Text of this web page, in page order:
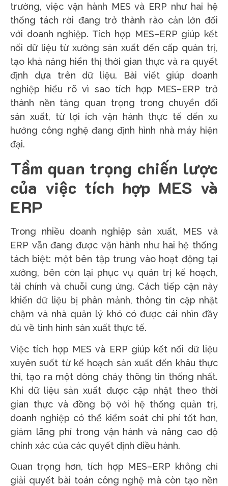
trường, việc vận hành MES và ERP như hai hệ
thống tách rời đang trở thành rào cản lớn đối
với doanh nghiệp. Tích hợp MES–ERP giúp kết
nối dữ liệu từ xưởng sản xuất đến cấp quản trị,
tạo khả năng hiển thị thời gian thực và ra quyết
định dựa trên dữ liệu. Bài viết giúp doanh
nghiệp hiểu rõ vì sao tích hợp MES–ERP trở
thành nền tảng quan trọng trong chuyển đổi
sản xuất, từ lợi ích vận hành thực tế đến xu
hướng công nghệ đang định hình nhà máy hiện
đại.
Tầm quan trọng chiến lược
của việc tích hợp MES và
ERP
Trong nhiều doanh nghiệp sản xuất, MES và
ERP vẫn đang được vận hành như hai hệ thống
tách biệt: một bên tập trung vào hoạt động tại
xưởng, bên còn lại phục vụ quản trị kế hoạch,
tài chính và chuỗi cung ứng. Cách tiếp cận này
khiến dữ liệu bị phân mảnh, thông tin cập nhật
chậm và nhà quản lý khó có được cái nhìn đầy
đủ về tình hình sản xuất thực tế.
Việc tích hợp MES và ERP giúp kết nối dữ liệu
xuyên suốt từ kế hoạch sản xuất đến khâu thực
thi, tạo ra một dòng chảy thông tin thống nhất.
Khi dữ liệu sản xuất được cập nhật theo thời
gian thực và đồng bộ với hệ thống quản trị,
doanh nghiệp có thể kiểm soát chi phí tốt hơn,
giảm lãng phí trong vận hành và nâng cao độ
chính xác của các quyết định điều hành.
Quan trọng hơn, tích hợp MES–ERP không chỉ
giải quyết bài toán công nghệ mà còn tạo nền